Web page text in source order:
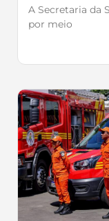
A Secretaria da
por meio